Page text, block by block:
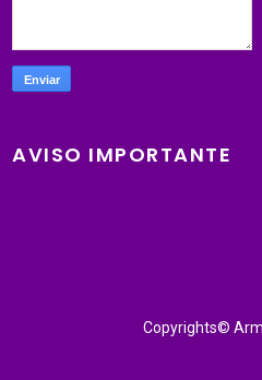
AVISO IMPORTANTE
Copyrights©